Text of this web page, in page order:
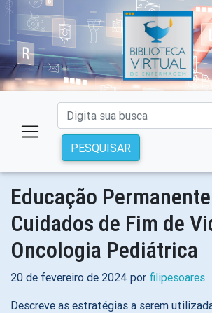
PESQUISAR
Educação
Cuidados de Fim de
Oncologia Pediátrica
20 de fevereiro de 2024 por filipesoares
Descreve as estratégias a serem